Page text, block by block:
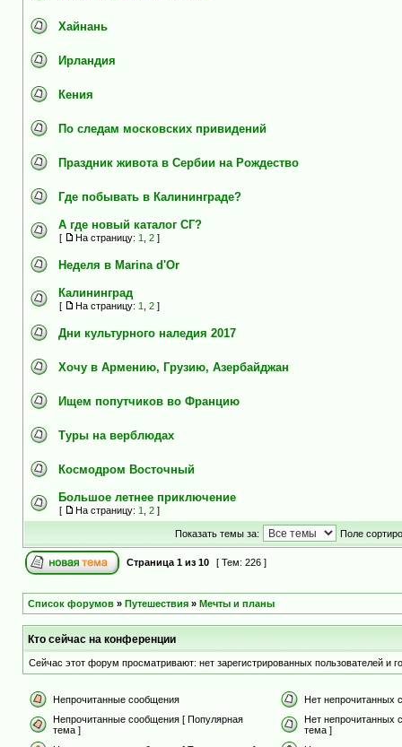
Хайнань
Ирландия
Кения
По следам московских привидений
Праздник живота в Сербии на Рождество
Где побывать в Калининграде?
А где новый каталог СГ?
[ На страницу: 1 2 ]
Неделя в Marina d'Or
Калининград
[ На страницу: 1 2 ]
Дни культурного наледия 2017
Хочу в Армению, Грузию, Азербайджан
Ищем попутчиков во Францию
Туры на верблюдах
Космодром Восточный
Большое летнее приключение
[ На страницу: 1 2 ]
Показать темы за: Поле
Страница 1 из 10 [ Тем: 226 ]
Список форумов » Путешествия » Мечты и планы
Кто сейчас на конференции
Сейчас этот форум просматривают: нет зарегистрированных пользователей и
Непрочитанные сообщения
Нет непрочитанных
Непрочитанные сообщения [ Популярная
тема ]
Нет непрочитанных
тема ]